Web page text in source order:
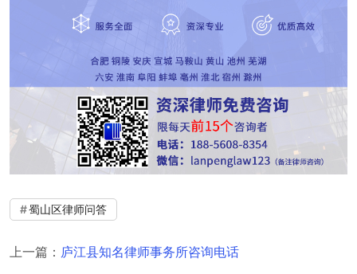
蜀山区律师问答
上一篇： 庐江县知名律师事务所咨询电话